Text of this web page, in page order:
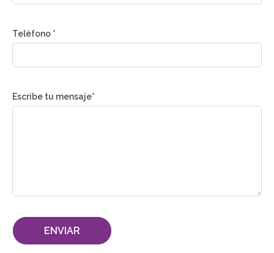
Teléfono *
Escribe tu mensaje*